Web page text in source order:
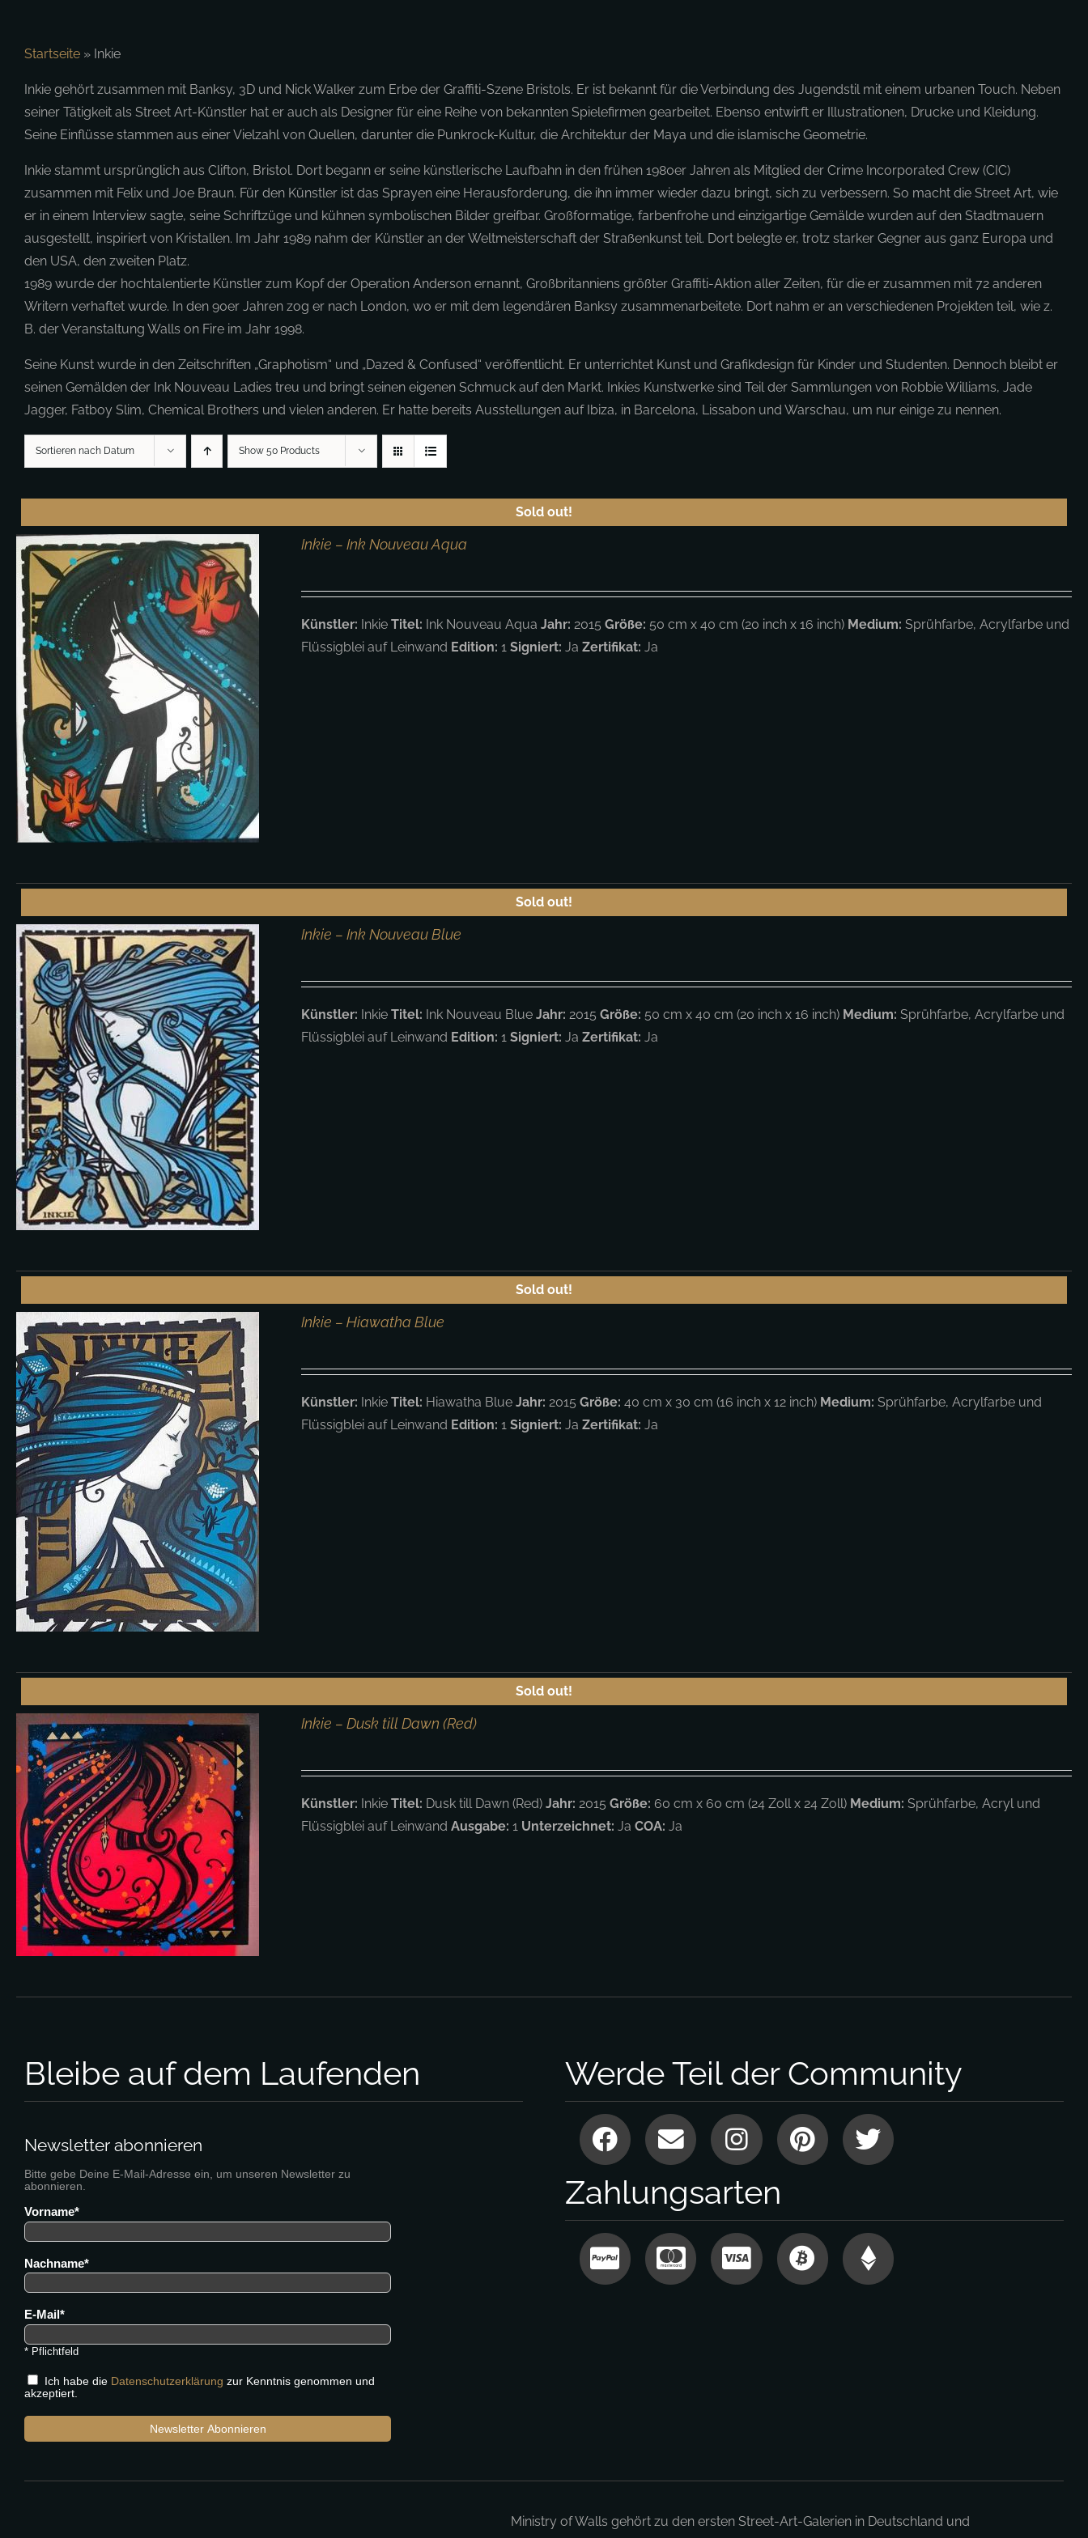
Startseite » Inkie
Inkie gehört zusammen mit Banksy, 3D und Nick Walker zum Erbe der Graffiti-Szene Bristols. Er ist bekannt für die Verbindung des Jugendstil mit einem urbanen Touch. Neben
seiner Tätigkeit als Street Art-Künstler hat er auch als Designer für eine Reihe von bekannten Spielefirmen gearbeitet. Ebenso entwirft er Illustrationen, Drucke und Kleidung.
Seine Einflüsse stammen aus einer Vielzahl von Quellen, darunter die Punkrock-Kultur, die Architektur der Maya und die islamische Geometrie.
Inkie stammt ursprünglich aus Clifton, Bristol. Dort begann er seine künstlerische Laufbahn in den frühen 1980er Jahren als Mitglied der Crime Incorporated Crew (CIC)
zusammen mit Felix und Joe Braun. Für den Künstler ist das Sprayen eine Herausforderung, die ihn immer wieder dazu bringt, sich zu verbessern. So macht die Street Art, wie
er in einem Interview sagte, seine Schriftzüge und kühnen symbolischen Bilder greifbar. Großformatige, farbenfrohe und einzigartige Gemälde wurden auf den Stadtmauern
ausgestellt, inspiriert von Kristallen. Im Jahr 1989 nahm der Künstler an der Weltmeisterschaft der Straßenkunst teil. Dort belegte er, trotz starker Gegner aus ganz Europa und
den USA, den zweiten Platz.
1989 wurde der hochtalentierte Künstler zum Kopf der Operation Anderson ernannt, Großbritanniens größter Graffiti-Aktion aller Zeiten, für die er zusammen mit 72 anderen
Writern verhaftet wurde. In den 90er Jahren zog er nach London, wo er mit dem legendären Banksy zusammenarbeitete. Dort nahm er an verschiedenen Projekten teil, wie z.
B. der Veranstaltung Walls on Fire im Jahr 1998.
Seine Kunst wurde in den Zeitschriften „Graphotism“ und „Dazed & Confused“ veröffentlicht. Er unterrichtet Kunst und Grafikdesign für Kinder und Studenten. Dennoch bleibt er
seinen Gemälden der Ink Nouveau Ladies treu und bringt seinen eigenen Schmuck auf den Markt. Inkies Kunstwerke sind Teil der Sammlungen von Robbie Williams, Jade
Jagger, Fatboy Slim, Chemical Brothers und vielen anderen. Er hatte bereits Ausstellungen auf Ibiza, in Barcelona, Lissabon und Warschau, um nur einige zu nennen.
Sortieren nach Datum Show 50 Products
Sold out!
Inkie – Ink Nouveau Aqua
Künstler: InkieTitel: Ink Nouveau AquaJahr: 2015Größe: 50 cm x 40 cm (20 inch x 16 inch) Medium: Sprühfarbe, Acrylfarbe und
Flüssigblei auf Leinwand Edition: 1Signiert: JaZertifikat: Ja
Sold out!
Inkie – Ink Nouveau Blue
Künstler: InkieTitel: Ink Nouveau BlueJahr: 2015Größe: 50 cm x 40 cm (20 inch x 16 inch) Medium: Sprühfarbe, Acrylfarbe und
Flüssigblei auf Leinwand Edition: 1Signiert: JaZertifikat: Ja
Sold out!
Inkie – Hiawatha Blue
Künstler: InkieTitel: Hiawatha BlueJahr: 2015Größe: 40 cm x 30 cm (16 inch x 12 inch) Medium: Sprühfarbe, Acrylfarbe und
Flüssigblei auf Leinwand Edition: 1Signiert: JaZertifikat: Ja
Sold out!
Inkie – Dusk till Dawn (Red)
Künstler: InkieTitel: Dusk till Dawn (Red)Jahr: 2015Größe: 60 cm x 60 cm (24 Zoll x 24 Zoll) Medium: Sprühfarbe, Acryl und
Flüssigblei auf LeinwandAusgabe: 1 Unterzeichnet: JaCOA: Ja
Bleibe auf dem Laufenden
Newsletter abonnieren
Bitte gebe Deine E-Mail-Adresse ein, um unseren Newsletter zu
abonnieren.
Vorname
Nachname
E-Mail
* Pflichtfeld
Ich habe die Datenschutzerklärung zur Kenntnis genommen und
akzeptiert.
Newsletter Abonnieren
Werde Teil der Community
Zahlungsarten
Ministry of Walls gehört zu den ersten Street-Art-Galerien in Deutschland und